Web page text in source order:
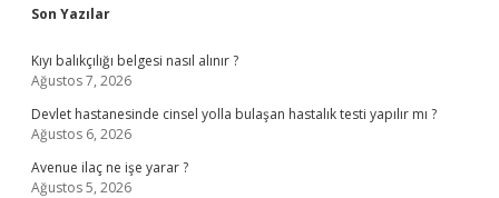
Sidebar
Son Yazılar
Kıyı balıkçılığı belgesi nasıl alınır ?
Ağustos 7, 2026
Devlet hastanesinde cinsel yolla bulaşan hastalık testi yapılır mı ?
Ağustos 6, 2026
Avenue ilaç ne işe yarar ?
Ağustos 5, 2026